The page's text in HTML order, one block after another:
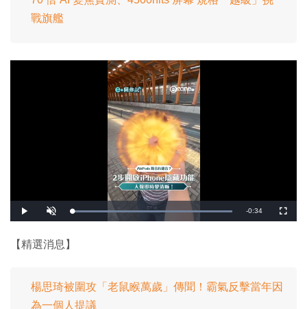
戰旗艦
播
放
開
啟
載
入
0
%
剩
-0:34
全
螢
【精選消息】
楊思琦被圍攻「老鼠睺萬歲」傳聞！霸氣反擊當年因
為一個人提議